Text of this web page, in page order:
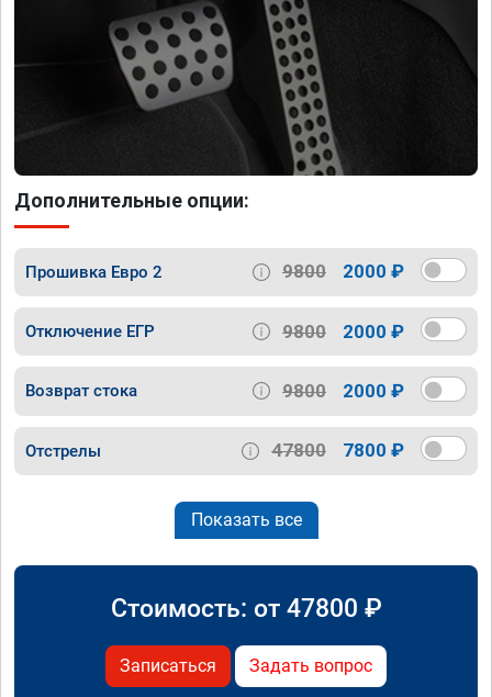
Дополнительные опции:
Прошивка Евро 2 9800 2000 ₽
Отключение ЕГР 9800 2000 ₽
Возврат стока 9800 2000 ₽
Отстрелы 47800 7800 ₽
Показать все
Стоимость: от 47800 ₽
Записаться Задать вопрос